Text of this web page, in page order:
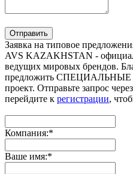
Отправить
Заявка на типовое
AVS KAZAKHSTAN -
ведущих мировых брендов.
предложить СПЕЦИАЛЬНЫЕ
проект. Отправьте запрос
перейдите к регистрации,
Компания:*
Ваше имя:*